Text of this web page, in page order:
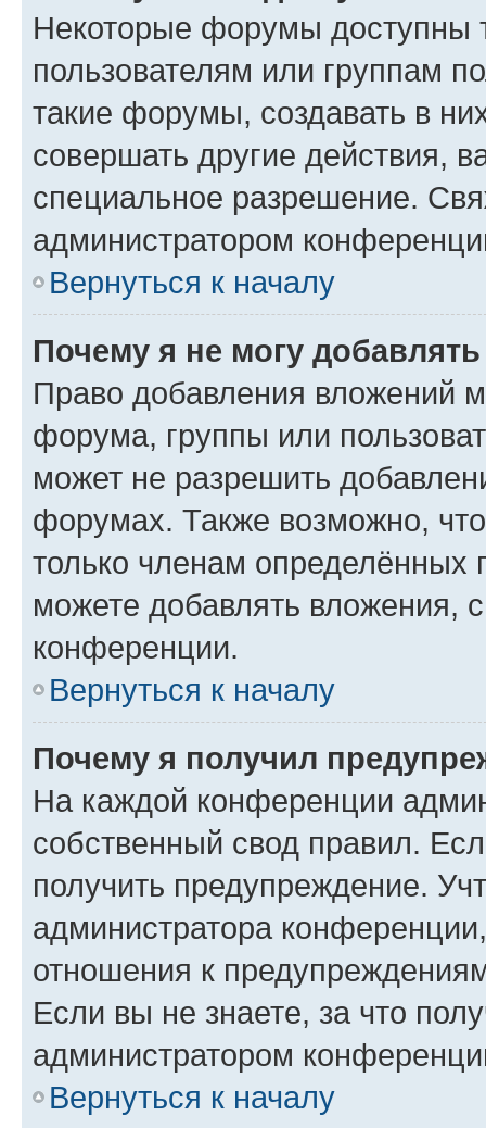
Некоторые форумы доступны
пользователям или группам
такие форумы, создавать в
совершать другие действия,
специальное разрешение.
администратором
Вернуться к началу
Почему я не могу
Право добавления вложений
форума, группы или
может не разрешить
форумах. Также возможно,
только членам определённых
можете добавлять вложения,
конференции.
Вернуться к началу
Почему я получил
На каждой конференции
собственный свод правил.
получить предупреждение.
администратора
отношения к
Если вы не знаете, за что
администратором
Вернуться к началу